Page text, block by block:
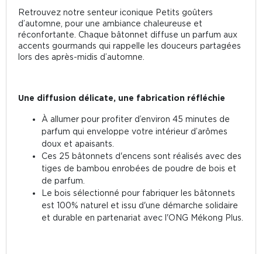
Retrouvez notre senteur iconique Petits goûters
d’automne, pour une ambiance chaleureuse et
réconfortante. Chaque bâtonnet diffuse un parfum aux
accents gourmands qui rappelle les douceurs partagées
lors des après-midis d’automne.
Une diffusion délicate, une fabrication réfléchie
À allumer pour profiter d’environ 45 minutes de
parfum qui enveloppe votre intérieur d’arômes
doux et apaisants.
Ces 25 bâtonnets d'encens sont réalisés avec des
tiges de bambou enrobées de poudre de bois et
de parfum.
Le bois sélectionné pour fabriquer les bâtonnets
est 100% naturel et issu d'une démarche solidaire
et durable en partenariat avec l'ONG Mékong Plus.